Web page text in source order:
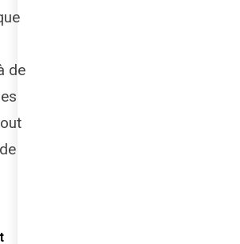
de